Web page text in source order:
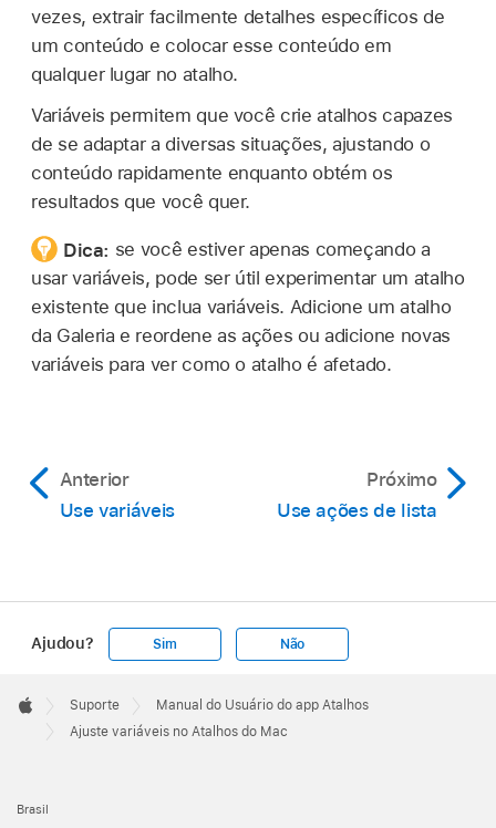
vezes, extrair facilmente detalhes específicos de
um conteúdo e colocar esse conteúdo em
qualquer lugar no atalho.
Variáveis permitem que você crie atalhos capazes
de se adaptar a diversas situações, ajustando o
conteúdo rapidamente enquanto obtém os
resultados que você quer.
Dica: se você estiver apenas começando a
usar variáveis, pode ser útil experimentar um atalho
existente que inclua variáveis. Adicione um atalho
da Galeria e reordene as ações ou adicione novas
variáveis para ver como o atalho é afetado.
Anterior
Use variáveis
Próximo
Use ações de lista
Ajudou? Sim Não
Footer

Apple
Suporte
Manual do Usuário do app Atalhos
Ajuste variáveis no Atalhos do Mac
Brasil